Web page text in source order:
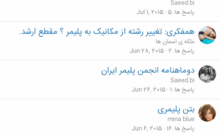
Saeed.bi
پاسخ ها 5
Jul 1, 2015
همفکری: تغییر رشته از مکانیک به پلیمر ؟ مقطع ارشد.
ملکه ی اسمان ها
پاسخ ها 2
Jun 28, 2015
دوماهنامه انجمن پلیمر ایران
Saeed.bi
پاسخ ها 1
Jun 26, 2015
بتن پلیمری
mina blue
پاسخ ها 16
Jun 6, 2015